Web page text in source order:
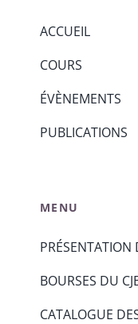
ACCUEIL
COURS
ÉVÈNEMENTS
PUBLICATIONS
MENU
PRÉSENTATION
BOURSES DU
CATALOGUE